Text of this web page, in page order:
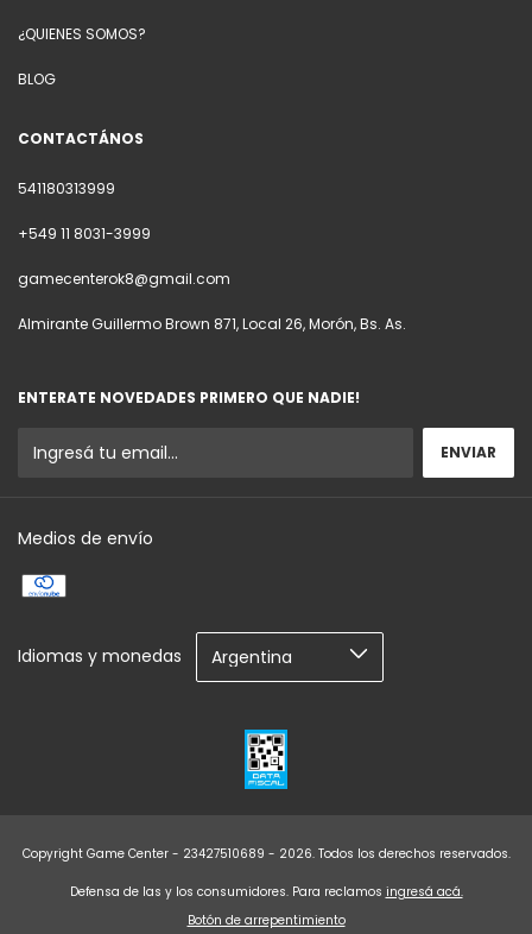
¿QUIENES SOMOS?
BLOG
CONTACTÁNOS
541180313999
+549 11 8031-3999
gamecenterok8@gmail.com
Almirante Guillermo Brown 871, Local 26, Morón, Bs. As.
ENTERATE NOVEDADES PRIMERO QUE NADIE!
Medios de envío
Idiomas y monedas
Copyright Game Center - 23427510689 - 2026. Todos los derechos reservados.
Defensa de las y los consumidores. Para reclamos ingresá acá.
Botón de arrepentimiento